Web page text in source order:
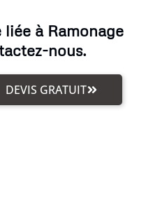
à Ramonage
nous.
DEVIS GRATUIT